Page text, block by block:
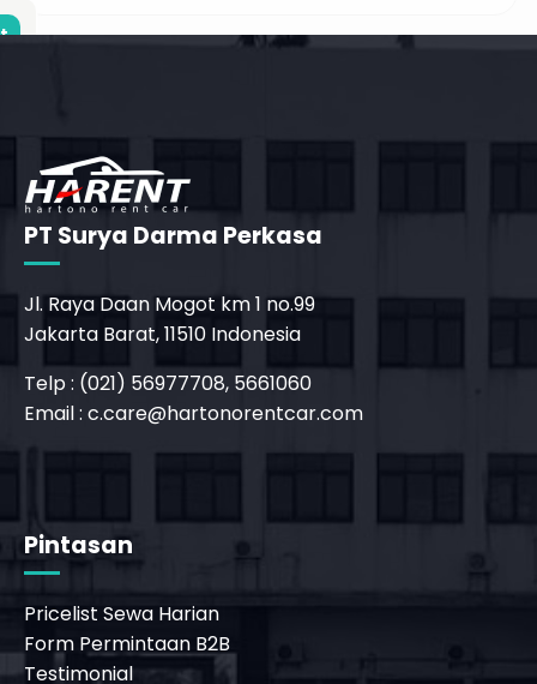
PT Surya Darma Perkasa
Jl. Raya Daan Mogot km 1 no.99
Jakarta Barat, 11510 Indonesia
Telp : (021) 56977708, 5661060
Email : c.care@hartonorentcar.com
Pintasan
Pricelist Sewa Harian
Form Permintaan B2B
Testimonial